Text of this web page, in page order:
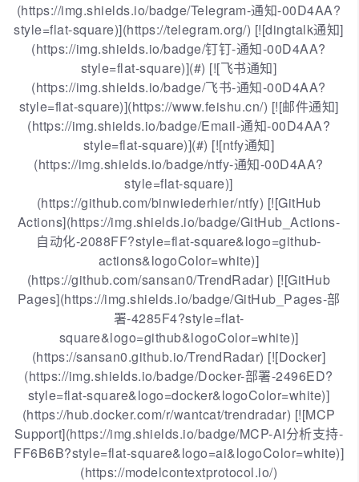
(https://img.shields.io/badge/Telegram-通知-00D4AA?
style=flat-square)](https://telegram.org/) [![dingtalk通知]
(https://img.shields.io/badge/钉钉-通知-00D4AA?
style=flat-square)](#) [![飞书通知]
(https://img.shields.io/badge/飞书-通知-00D4AA?
style=flat-square)](https://www.feishu.cn/) [![邮件通知]
(https://img.shields.io/badge/Email-通知-00D4AA?
style=flat-square)](#) [![ntfy通知]
(https://img.shields.io/badge/ntfy-通知-00D4AA?
style=flat-square)]
(https://github.com/binwiederhier/ntfy) [![GitHub
Actions](https://img.shields.io/badge/GitHub_Actions-
自动化-2088FF?style=flat-square&logo=github-
actions&logoColor=white)]
(https://github.com/sansan0/TrendRadar) [![GitHub
Pages](https://img.shields.io/badge/GitHub_Pages-部
署-4285F4?style=flat-
square&logo=github&logoColor=white)]
(https://sansan0.github.io/TrendRadar) [![Docker]
(https://img.shields.io/badge/Docker-部署-2496ED?
style=flat-square&logo=docker&logoColor=white)]
(https://hub.docker.com/r/wantcat/trendradar) [![MCP
Support](https://img.shields.io/badge/MCP-AI分析支持-
FF6B6B?style=flat-square&logo=ai&logoColor=white)]
(https://modelcontextprotocol.io/)